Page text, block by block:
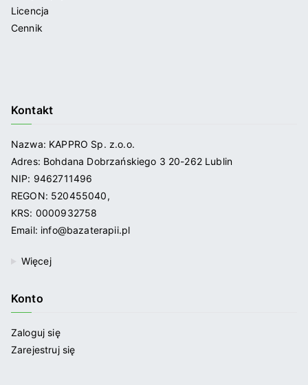
Licencja
Cennik
Kontakt
Nazwa: KAPPRO Sp. z.o.o.
Adres: Bohdana Dobrzańskiego 3 20-262 Lublin
NIP: 9462711496
REGON: 520455040,
KRS: 0000932758
Email: info@bazaterapii.pl
Więcej
Konto
Zaloguj się
Zarejestruj się